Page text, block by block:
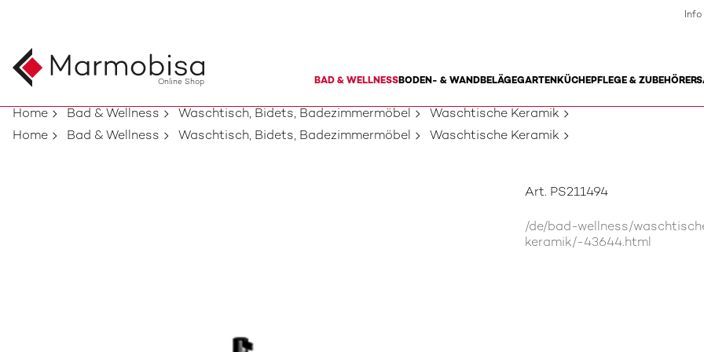
Online Shop BAD & WELLNESSBODEN- & WANDBELÄGEGARTENKÜCHEPFLEGE & ZUBEHÖR
Info
Home Bad & Wellness Waschtisch, Bidets, Badezimmermöbel
Waschtische Keramik
Home
Bad & Wellness Waschtisch, Bidets, Badezimmermöbel Waschtische Keramik
Art. PS211494
/de/bad-wellness/
keramik/-43644.html